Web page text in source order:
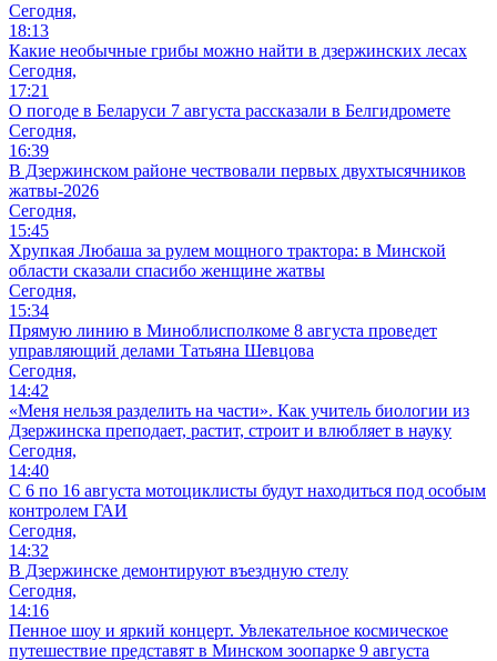
Сегодня,
18:13
Какие необычные грибы можно найти в дзержинских лесах
Сегодня,
17:21
О погоде в Беларуси 7 августа рассказали в Белгидромете
Сегодня,
16:39
В Дзержинском районе чествовали первых двухтысячников
жатвы-2026
Сегодня,
15:45
Хрупкая Любаша за рулем мощного трактора: в Минской
области сказали спасибо женщине жатвы
Сегодня,
15:34
Прямую линию в Миноблисполкоме 8 августа проведет
управляющий делами Татьяна Шевцова
Сегодня,
14:42
«Меня нельзя разделить на части». Как учитель биологии из
Дзержинска преподает, растит, строит и влюбляет в науку
Сегодня,
14:40
С 6 по 16 августа мотоциклисты будут находиться под особым
контролем ГАИ
Сегодня,
14:32
В Дзержинске демонтируют въездную стелу
Сегодня,
14:16
Пенное шоу и яркий концерт. Увлекательное космическое
путешествие представят в Минском зоопарке 9 августа